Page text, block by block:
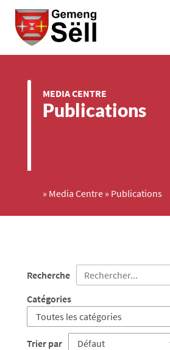
MEDIA CENTRE
Publications
» Media Centre » Publications
Recherche
Catégories
Trier par